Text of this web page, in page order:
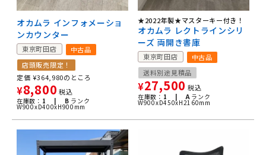
オカムラ インフォメーショ
ンカウンター
東京町田店
中古品
店頭販売限定！
定価 ¥364,980のところ
¥8,800 税込
在庫数： 1 | B ランク
W900xD400xH900mm
★2022年製★マスターキー付き！
オカムラ レクトラインシリ
ーズ 両開き書庫
東京町田店
中古品
送料別途見積品
¥27,500 税込
在庫数： 1 | Aランク
W900xD450xH2160mm